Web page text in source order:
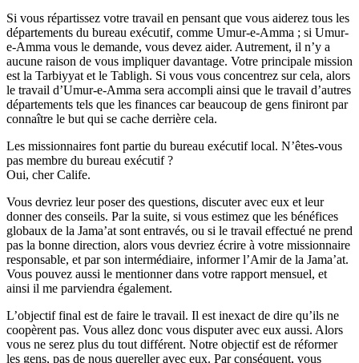
Si vous répartissez votre travail en pensant que vous aiderez tous les
départements du bureau exécutif, comme Umur-e-Amma ; si Umur-
e-Amma vous le demande, vous devez aider. Autrement, il n’y a
aucune raison de vous impliquer davantage. Votre principale mission
est la Tarbiyyat et le Tabligh. Si vous vous concentrez sur cela, alors
le travail d’Umur-e-Amma sera accompli ainsi que le travail d’autres
départements tels que les finances car beaucoup de gens finiront par
connaître le but qui se cache derrière cela.
Les missionnaires font partie du bureau exécutif local. N’êtes-vous
pas membre du bureau exécutif ?
Oui, cher Calife.
Vous devriez leur poser des questions, discuter avec eux et leur
donner des conseils. Par la suite, si vous estimez que les bénéfices
globaux de la Jama’at sont entravés, ou si le travail effectué ne prend
pas la bonne direction, alors vous devriez écrire à votre missionnaire
responsable, et par son intermédiaire, informer l’Amir de la Jama’at.
Vous pouvez aussi le mentionner dans votre rapport mensuel, et
ainsi il me parviendra également.
L’objectif final est de faire le travail. Il est inexact de dire qu’ils ne
coopèrent pas. Vous allez donc vous disputer avec eux aussi. Alors
vous ne serez plus du tout différent. Notre objectif est de réformer
les gens, pas de nous quereller avec eux. Par conséquent, vous